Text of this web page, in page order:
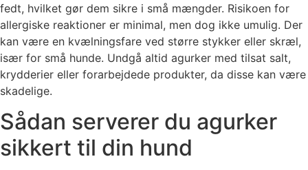
fedt, hvilket gør dem sikre i små mængder. Risikoen for
allergiske reaktioner er minimal, men dog ikke umulig. Der
kan være en kvælningsfare ved større stykker eller skræl,
især for små hunde. Undgå altid agurker med tilsat salt,
krydderier eller forarbejdede produkter, da disse kan være
skadelige.
Sådan serverer du agurker
sikkert til din hund